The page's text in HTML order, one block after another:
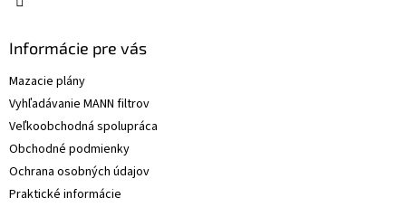
Informácie pre vás
Mazacie plány
Vyhľadávanie MANN filtrov
Veľkoobchodná spolupráca
Obchodné podmienky
Ochrana osobných údajov
Praktické informácie